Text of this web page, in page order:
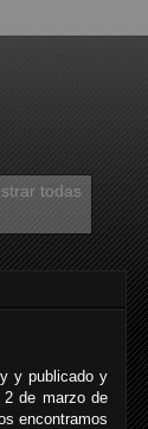
todas
y publicado y
2 de marzo de
encontramos